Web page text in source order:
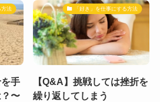
方法
手
〜
「好き」を仕事にする方法
【Q&A】挑戦しては挫折を
繰り返してしまう